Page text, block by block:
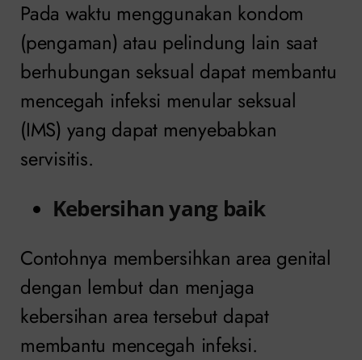
Pada waktu menggunakan kondom
(pengaman) atau pelindung lain saat
berhubungan seksual dapat membantu
mencegah infeksi menular seksual
(IMS) yang dapat menyebabkan
servisitis.
Kebersihan yang baik
Contohnya membersihkan area genital
dengan lembut dan menjaga
kebersihan area tersebut dapat
membantu mencegah infeksi.